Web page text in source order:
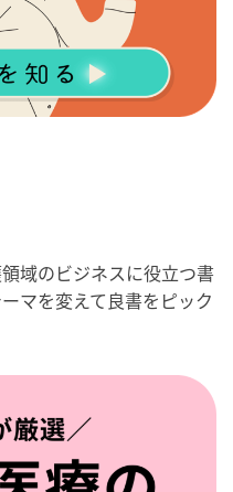
域のビジネスに役立つ書
マを変えて良書をピック